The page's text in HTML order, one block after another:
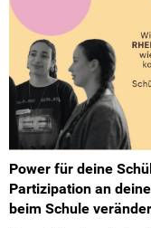
Shop
Kontakt
Eure Fragen
Unsere Antworten
Kontaktformular
Power für deine
Partizipation an
beim Schule